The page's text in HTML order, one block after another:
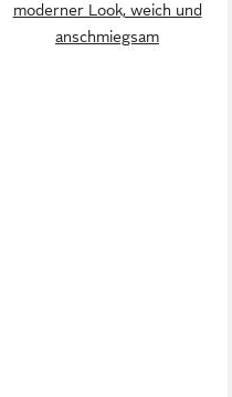
moderner Look, weich und
anschmiegsam